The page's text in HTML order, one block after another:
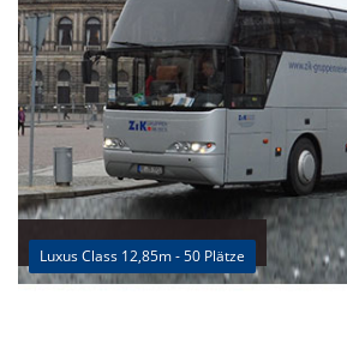
Luxus Class 12,85m - 50 Plätze